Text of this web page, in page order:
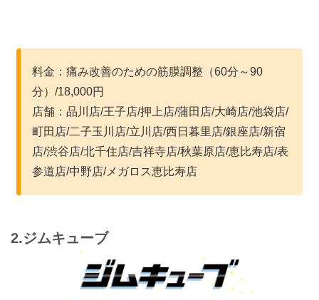
料金：痛み改善のための筋膜調整（60分～90
分）/18,000円
店舗：品川店/王子店/押上店/蒲田店/大崎店/池袋店/
町田店/二子玉川店/立川店/西日暮里店/銀座店/新宿
店/渋谷店/北千住店/吉祥寺店/秋葉原店/恵比寿店/表
参道店/中野店/メガロス恵比寿店
2.ジムキューブ